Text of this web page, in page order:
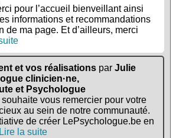
pour l’accueil bienveillant ainsi
informations et recommandations
de ma page. Et d’ailleurs, merci
et vos réalisations parJulie
clinicien·ne,
et Psychologue
vous remercier pour votre
au sein de notre communauté.
de créer LePsychologue.be en
Lire la suite